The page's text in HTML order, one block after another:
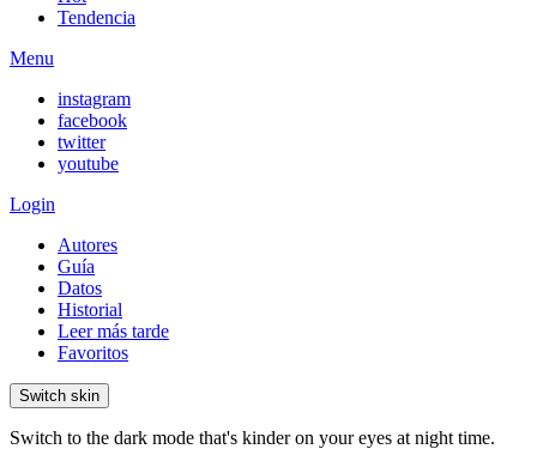
Tendencia
Menu
instagram
facebook
twitter
youtube
Login
Autores
Guía
Datos
Historial
Leer más tarde
Favoritos
Switch skin
Switch to the dark mode that's kinder on your eyes at night time.